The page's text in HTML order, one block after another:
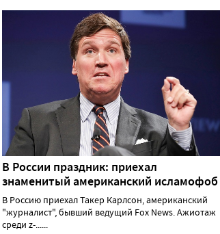
В России праздник: приехал
знаменитый американский исламофоб
В Россию приехал Такер Карлсон, американский
"журналист", бывший ведущий Fox News. Ажиотаж
среди z-......